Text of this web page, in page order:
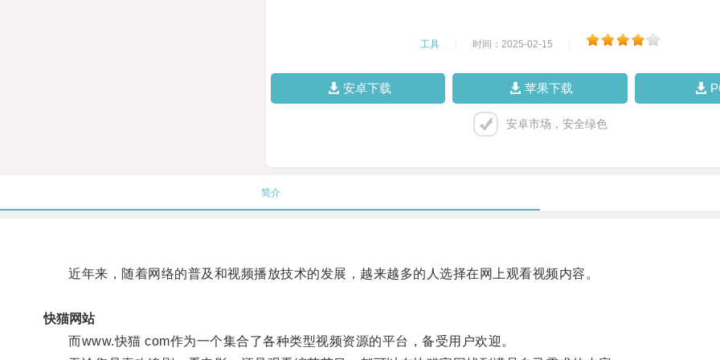
工具 时间：2025-02-15
安卓下载 苹果下载
安卓市场，安全绿色
简介
近年来，随着网络的普及和视频播放技术的发展，越来越多的人选择在网上观看视频内容。
快猫网站
而www.快猫 com作为一个集合了各种类型视频资源的平台，备受用户欢迎。